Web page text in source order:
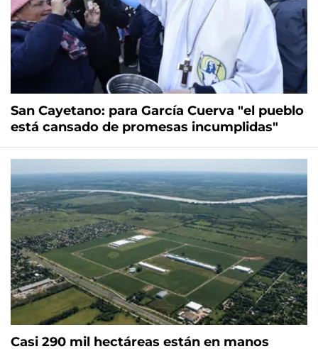
San Cayetano: para García Cuerva "el pueblo
está cansado de promesas incumplidas"
Casi 290 mil hectáreas están en manos